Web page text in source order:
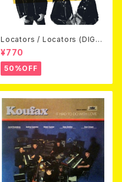
Locators / Locators (DIGPA
CK CD)
¥770
50%OFF